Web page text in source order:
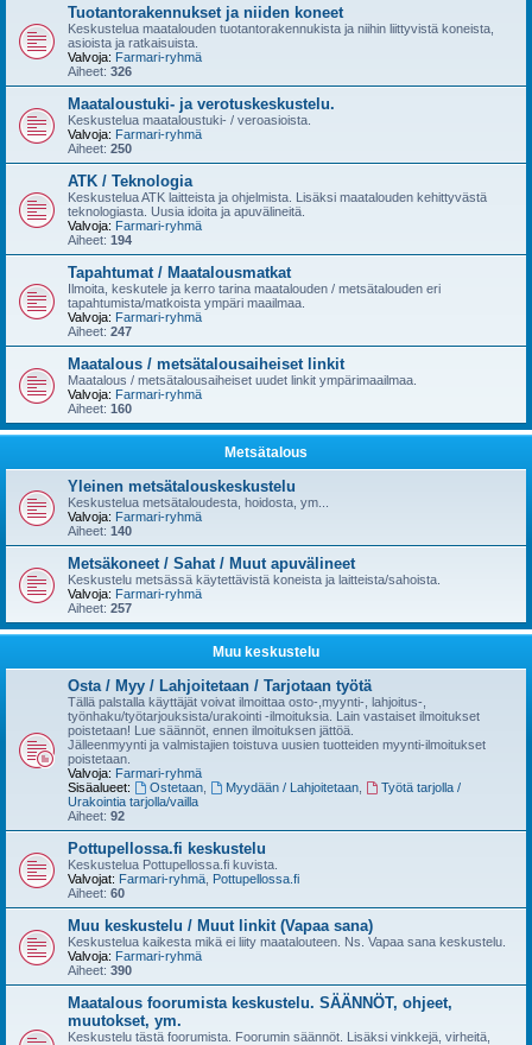
Tuotantorakennukset ja niiden koneet
Keskustelua maatalouden tuotantorakennukista ja niihin liittyvistä koneista,
asioista ja ratkaisuista.
Valvoja: Farmari-ryhmä
Aiheet: 326
Maataloustuki- ja verotuskeskustelu.
Keskustelua maataloustuki- / veroasioista.
Valvoja: Farmari-ryhmä
Aiheet: 250
ATK / Teknologia
Keskustelua ATK laitteista ja ohjelmista. Lisäksi maatalouden kehittyvästä
teknologiasta. Uusia idoita ja apuvälineitä.
Valvoja: Farmari-ryhmä
Aiheet: 194
Tapahtumat / Maatalousmatkat
Ilmoita, keskutele ja kerro tarina maatalouden / metsätalouden eri
tapahtumista/matkoista ympäri maailmaa.
Valvoja: Farmari-ryhmä
Aiheet: 247
Maatalous / metsätalousaiheiset linkit
Maatalous / metsätalousaiheiset uudet linkit ympärimaailmaa.
Valvoja: Farmari-ryhmä
Aiheet: 160
Metsätalous
Yleinen metsätalouskeskustelu
Keskustelua metsätaloudesta, hoidosta, ym...
Valvoja: Farmari-ryhmä
Aiheet: 140
Metsäkoneet / Sahat / Muut apuvälineet
Keskustelu metsässä käytettävistä koneista ja laitteista/sahoista.
Valvoja: Farmari-ryhmä
Aiheet: 257
Muu keskustelu
Osta / Myy / Lahjoitetaan / Tarjotaan työtä
Tällä palstalla käyttäjät voivat ilmoittaa osto-,myynti-, lahjoitus-,
työnhaku/työtarjouksista/urakointi -ilmoituksia. Lain vastaiset ilmoitukset
poistetaan! Lue säännöt, ennen ilmoituksen jättöä.
Jälleenmyynti ja valmistajien toistuva uusien tuotteiden myynti-ilmoitukset
poistetaan.
Valvoja: Farmari-ryhmä
Sisäalueet:
Ostetaan, Myydään / Lahjoitetaan,
Työtä tarjolla /
Urakointia tarjolla/vailla
Aiheet: 92
Pottupellossa.fi keskustelu
Keskustelua Pottupellossa.fi kuvista.
Valvojat: Farmari-ryhmä Pottupellossa.fi
Aiheet: 60
Muu keskustelu / Muut linkit (Vapaa sana)
Keskustelua kaikesta mikä ei liity maatalouteen. Ns. Vapaa sana keskustelu.
Valvoja: Farmari-ryhmä
Aiheet: 390
Maatalous foorumista keskustelu. SÄÄNNÖT, ohjeet,
muutokset, ym.
Keskustelu tästä foorumista. Foorumin säännöt. Lisäksi vinkkejä, virheitä,